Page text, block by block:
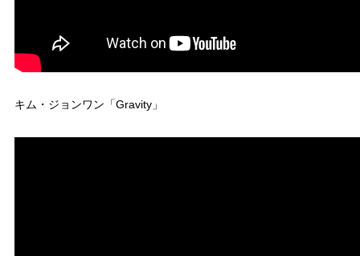
キム・ジョンワン「Gravity」